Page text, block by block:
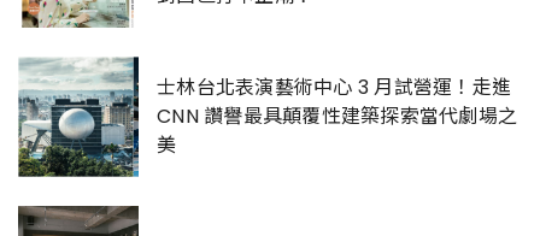
士林台北表演藝術中心 3 月試營運！走進
CNN 讚譽最具顛覆性建築探索當代劇場之
美